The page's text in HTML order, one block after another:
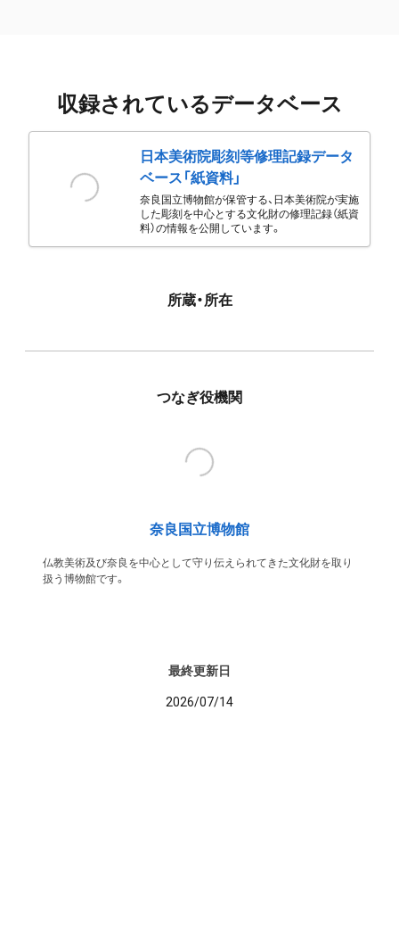
収録されているデータベース
日本美術院彫刻等修理記録データ
ベース「紙資料」
奈良国立博物館が保管する、日本美術院が実施
した彫刻を中心とする文化財の修理記録（紙資
料）の情報を公開しています。
所蔵・所在
つなぎ役機関
奈良国立博物館
仏教美術及び奈良を中心として守り伝えられてきた文化財を取り
扱う博物館です。
最終更新日
2026/07/14